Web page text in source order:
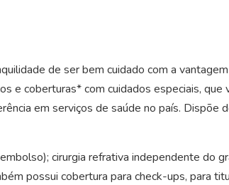
de ser bem cuidado com a
coberturas* com cuidados especiais, que
em serviços de saúde no país. Dispõe
cirurgia refrativa independente do
possui cobertura para check-ups, para